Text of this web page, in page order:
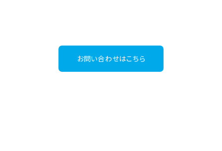
お問い合わせはこちら